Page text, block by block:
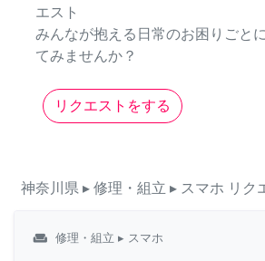
エスト
みんなが抱える日常のお困りごと
てみませんか？
リクエストをする
神奈川県 ▸ 修理・組立 ▸ スマホ リク
weekend 修理・組立 ▸ スマホ